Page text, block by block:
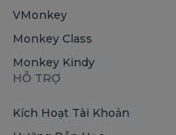
VMonkey
Monkey Class
Monkey Kindy
HỖ TRỢ
Kích Hoạt Tài Khoản